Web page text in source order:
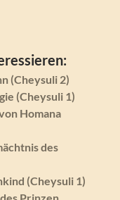
(Cheysuli 2)
(Cheysuli 1)
Homana
des
(Cheysuli 1)